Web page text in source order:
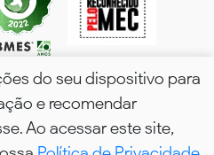
do seu dispositivo para
e recomendar
Ao acessar este site,